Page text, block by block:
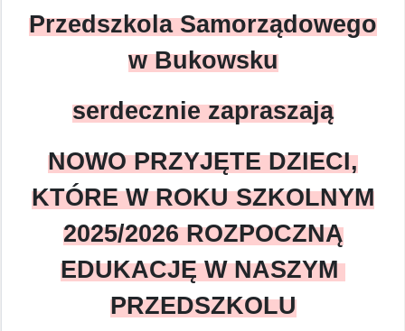
Przedszkola Samorządowego
w Bukowsku
serdecznie zapraszają
NOWO PRZYJĘTE DZIECI,
KTÓRE W ROKU SZKOLNYM
2025/2026 ROZPOCZNĄ
EDUKACJĘ W NASZYM
PRZEDSZKOLU